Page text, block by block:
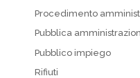
Procedimento
Pubblica
Pubblico impiego
Rifiuti